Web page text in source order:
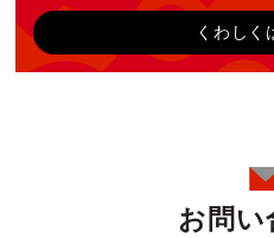
くわしく
お問い